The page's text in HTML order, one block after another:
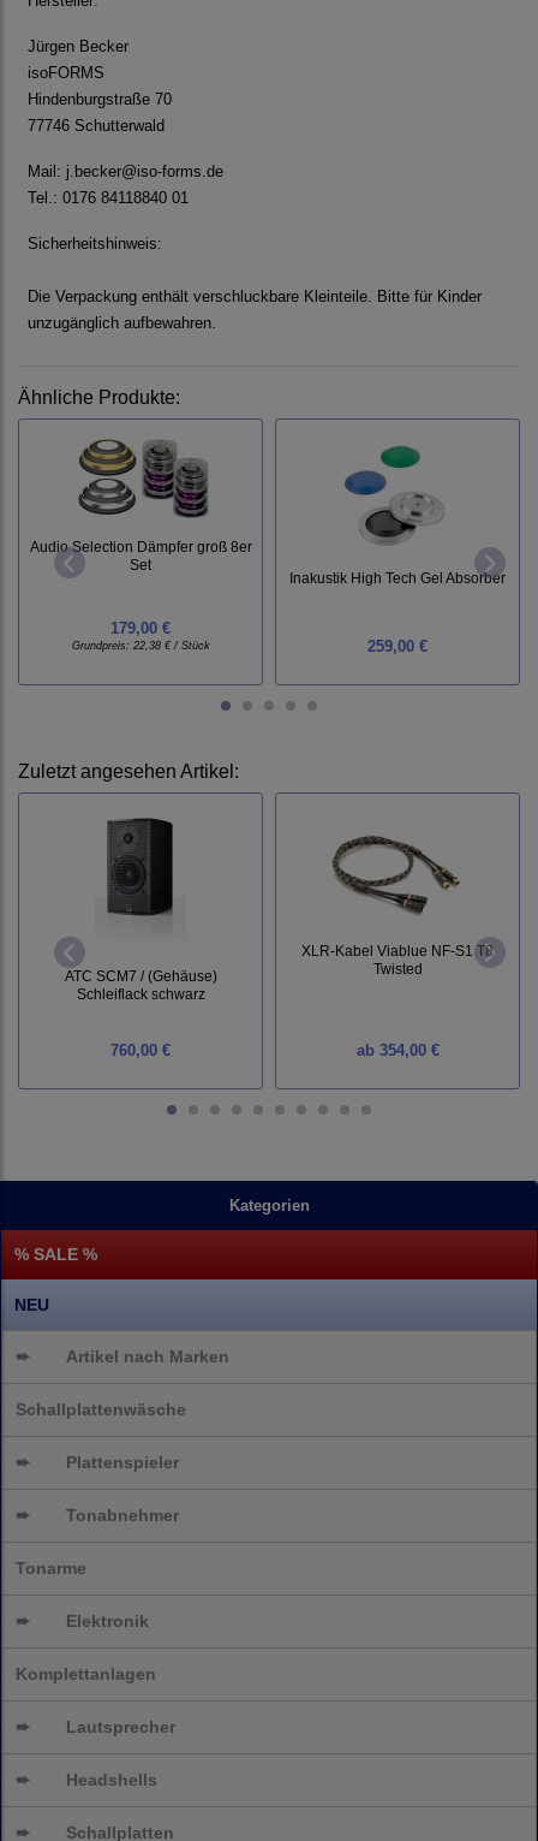
Kategorien
% SALE %
NEU
➨ Artikel nach Marken
Schallplattenwäsche
➨ Plattenspieler
➨ Tonabnehmer
Tonarme
➨ Elektronik
Komplettanlagen
➨ Lautsprecher
➨ Headshells
➨ Schallplatten
Jürgen Becker
isoFORMS
Hindenburgstraße 70
77746 Schutterwald
Mail: j.becker@iso-forms.de
Tel.: 0176 84118840 01
Sicherheitshinweis:
Die Verpackung enthält verschluckbare Kleinteile. Bitte für Kinder
unzugänglich aufbewahren.
Ähnliche Produkte:
Audio Selection Dämpfer groß 8er
Set
179,00 €
Grundpreis: 22,38 € / Stück
Inakustik High Tech Gel Absorber
259,00 €
Zuletzt angesehen Artikel:
ATC SCM7 / (Gehäuse)
Schleiflack schwarz
760,00 €
XLR-Kabel Viablue NF-S1 T8
Twisted
ab354,00 €